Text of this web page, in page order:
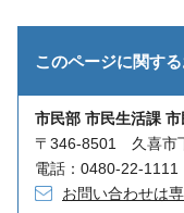
このページに関する
市民部 市民生活課
〒346-8501 久喜市
電話：0480-22-
お問い合わせは